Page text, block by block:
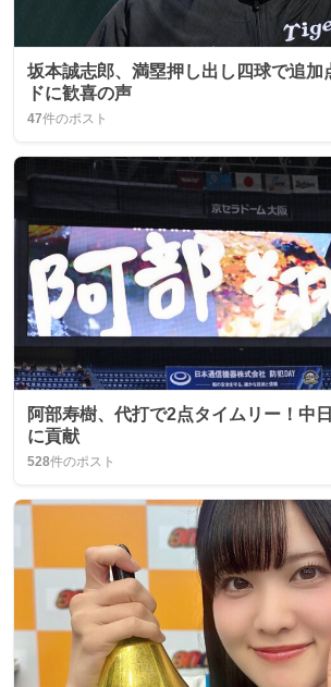
坂本誠志郎、満塁押し出し四球で追
ドに歓喜の声
47件のポスト
阿部寿樹、代打で2点タイムリー！中
に貢献
528件のポスト